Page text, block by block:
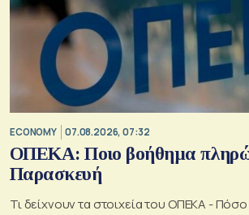
ECONOMY 07.08.2026, 07:32
ΟΠΕΚΑ: Ποιο βοήθημα
Παρασκευή
Τι δείχνουν τα στοιχεία του ΟΠΕΚΑ - Πόσο χρήματα θα